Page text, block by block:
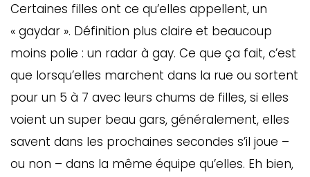
Certaines filles ont ce qu’elles appellent, un
« gaydar ». Définition plus claire et beaucoup
moins polie : un radar à gay. Ce que ça fait, c’est
que lorsqu’elles marchent dans la rue ou sortent
pour un 5 à 7 avec leurs chums de filles, si elles
voient un super beau gars, généralement, elles
savent dans les prochaines secondes s’il joue –
ou non – dans la même équipe qu’elles. Eh bien,